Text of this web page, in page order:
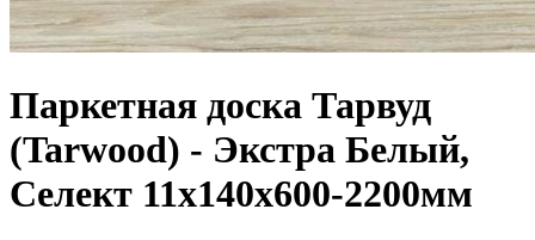
Паркетная доска Тарвуд
(Tarwood) - Экстра Белый,
Селект 11х140х600-2200мм